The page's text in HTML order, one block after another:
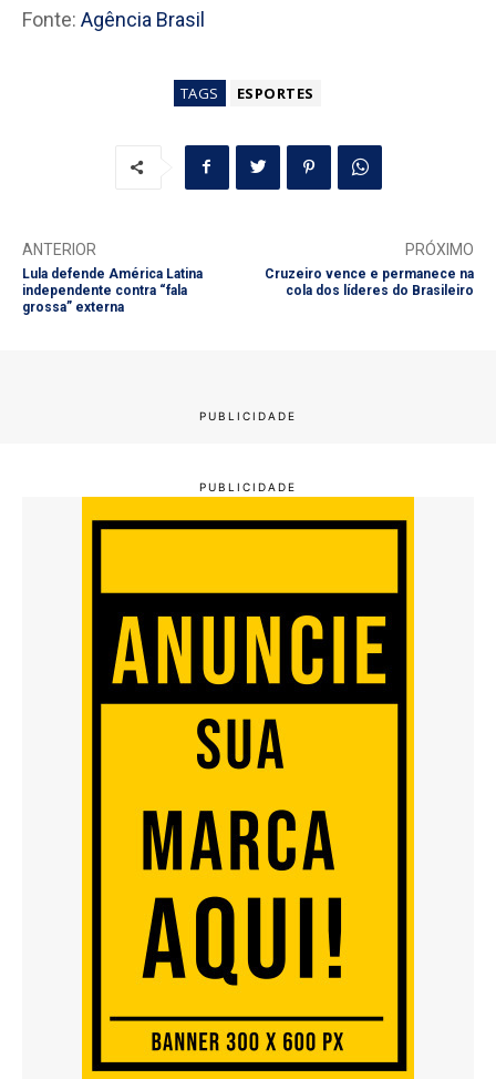
Fonte: Agência Brasil
TAGS ESPORTES
ANTERIOR
Lula defende América Latina
independente contra “fala
grossa” externa
PRÓXIMO
Cruzeiro vence e permanece na
cola dos líderes do Brasileiro